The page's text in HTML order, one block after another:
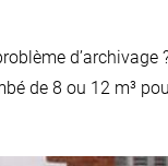
de 8 ou 12 m³